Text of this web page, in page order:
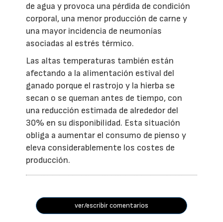
de agua y provoca una pérdida de condición
corporal, una menor producción de carne y
una mayor incidencia de neumonías
asociadas al estrés térmico.
Las altas temperaturas también están
afectando a la alimentación estival del
ganado porque el rastrojo y la hierba se
secan o se queman antes de tiempo, con
una reducción estimada de alrededor del
30% en su disponibilidad. Esta situación
obliga a aumentar el consumo de pienso y
eleva considerablemente los costes de
producción.
ver/escribir comentarios